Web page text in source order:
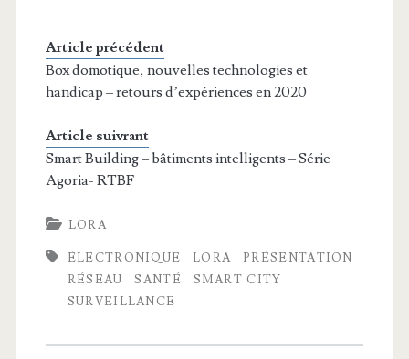
Article précédent
Box domotique, nouvelles technologies et
handicap – retours d’expériences en 2020
Article suivrant
Smart Building – bâtiments intelligents – Série
Agoria- RTBF
LORA
ÉLECTRONIQUE LORA
PRÉSENTATION
RÉSEAU
SANTÉ
SMART CITY
SURVEILLANCE